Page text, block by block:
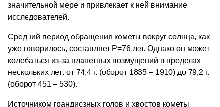
значительной мере и привлекает к ней внимание
исследователей.
Средний период обращения кометы вокруг солнца, как
уже говорилось, составляет Р=76 лет. Однако он может
колебаться из-за планетных возмущений в пределах
нескольких лет: от 74,4 г. (оборот 1835 – 1910) до 79,2 г.
(оборот 451 – 530).
Источником грандиозных голов и хвостов кометы